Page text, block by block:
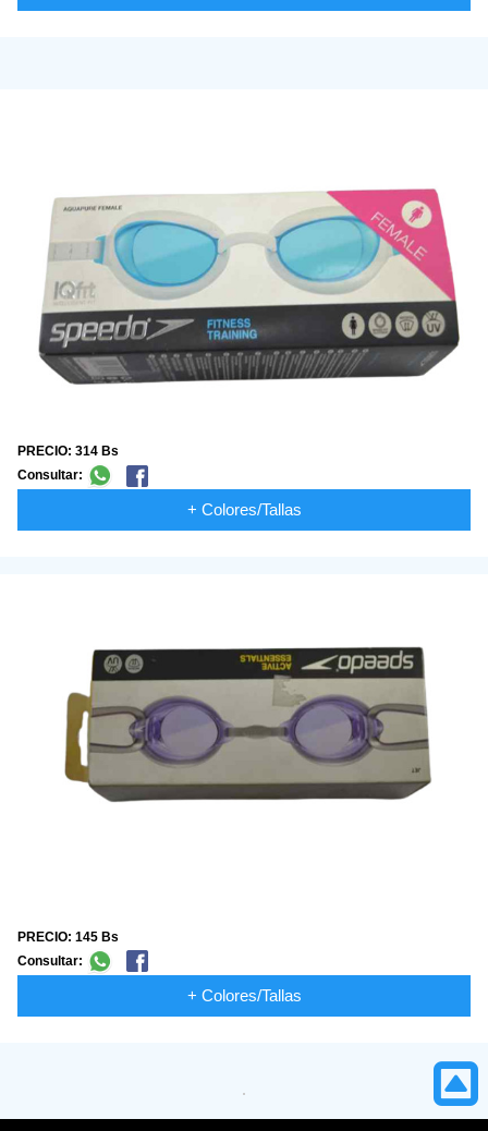
PRECIO: 314 Bs
Consultar:
+ Colores/Tallas
PRECIO: 145 Bs
Consultar:
+ Colores/Tallas